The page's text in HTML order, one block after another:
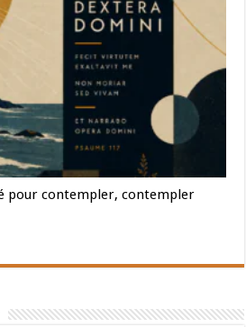
pour contempler, contempler